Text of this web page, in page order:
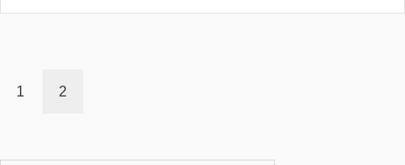
1 2